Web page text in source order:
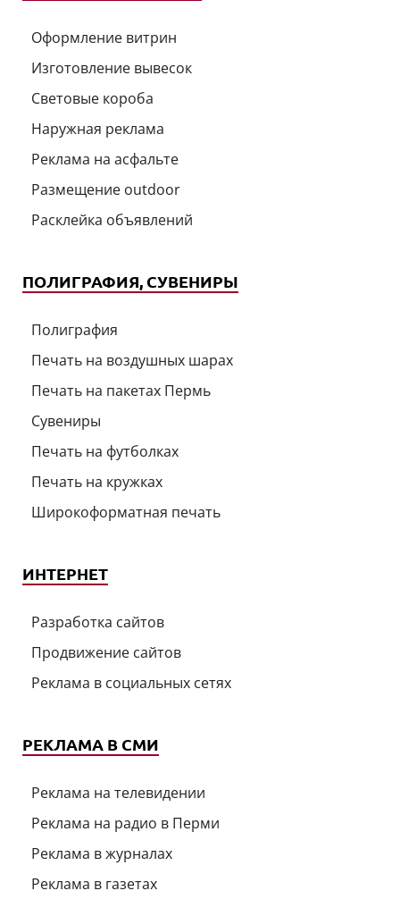
Оформление витрин
Изготовление вывесок
Световые короба
Наружная реклама
Реклама на асфальте
Размещение outdoor
Расклейка объявлений
ПОЛИГРАФИЯ, СУВЕНИРЫ
Полиграфия
Печать на воздушных шарах
Печать на пакетах Пермь
Сувениры
Печать на футболках
Печать на кружках
Широкоформатная печать
ИНТЕРНЕТ
Разработка сайтов
Продвижение сайтов
Реклама в социальных сетях
РЕКЛАМА В СМИ
Реклама на телевидении
Реклама на радио в Перми
Реклама в журналах
Реклама в газетах